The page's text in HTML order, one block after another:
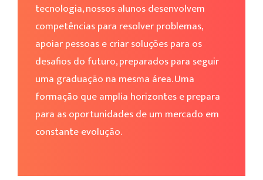
tecnologia, nossos alunos desenvolvem
competências para resolver problemas,
apoiar pessoas e criar soluções para os
desafios do futuro, preparados para seguir
uma graduação na mesma área. Uma
formação que amplia horizontes e prepara
para as oportunidades de um mercado em
constante evolução.